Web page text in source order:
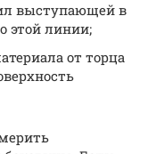
выступающей в
этой линии;
от торца